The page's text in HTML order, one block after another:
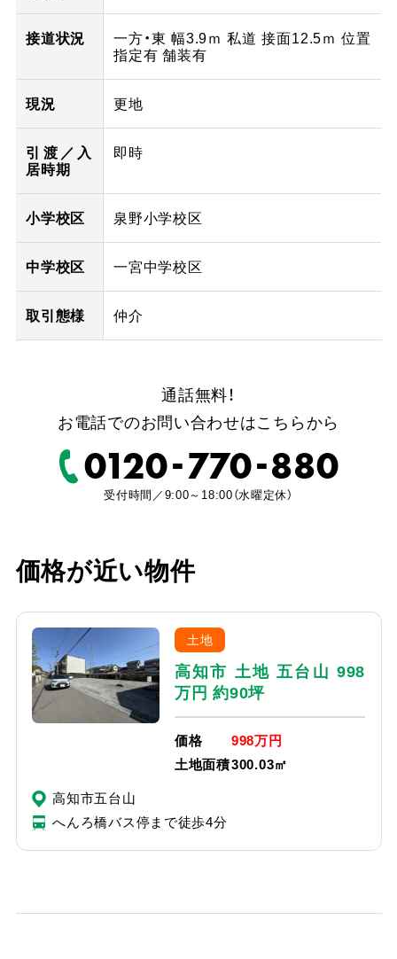
接道状況
一方・東 幅3.9ｍ 私道 接面12.5ｍ 位置
指定有 舗装有
現況 更地
引渡／入
居時期
即時
小学校区 泉野小学校区
中学校区 一宮中学校区
取引態様 仲介
通話無料！
お電話でのお問い合わせはこちらから
0120-770-880
受付時間／9:00～18:00（水曜定休）
価格が近い物件
土地
高知市 土地 五台山 998
万円 約90坪
価格
998万円
土地面積300.03㎡
高知市五台山
へんろ橋バス停まで徒歩4分